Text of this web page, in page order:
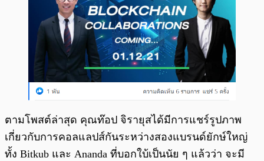
ตามโพสต์ล่าสุด คุณท๊อป จิรายุสได้มีการแชร์รูปภาพ
เกี่ยวกับการคอลแลปส์กันระหว่างสองแบรนด์ยักษ์ใหญ่
ทั้ง Bitkub และ Ananda ที่บอกใบ้เป็นนัย ๆ แล้วว่า จะมี